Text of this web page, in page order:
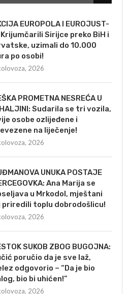
EUROPOLA I EUROJUST-
Krijumčarili Sirijce preko BiH i
uzimali do 10.000
po osobi!
2026
PROMETNA NESREĆA U
Sudarila se tri vozila,
osobe ozlijeđene i
na liječenje!
2026
UNUKA POSTAJE
Ana Marija se
u Mrkodol, mještani
priredili toplu dobrodošlicu!
2026
SUKOB ZBOG BUGOJNA:
poručio da je sve laž,
odgovorio – “Da je bio
bio bi uhićen!”
2026